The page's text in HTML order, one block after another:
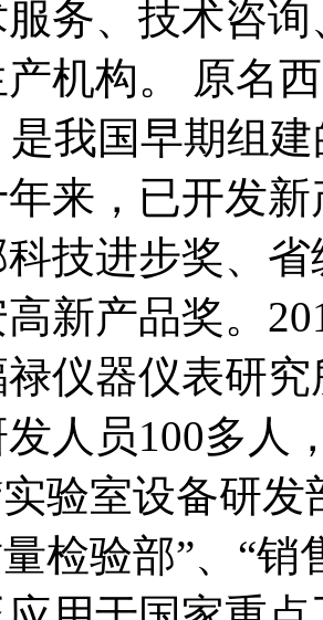
务、技术咨
机构。 原名
是我国早期组
来，已开发
技进步奖、
新产品奖。
仪器仪表研
人员100多人
验室设备研发
检验部”、“